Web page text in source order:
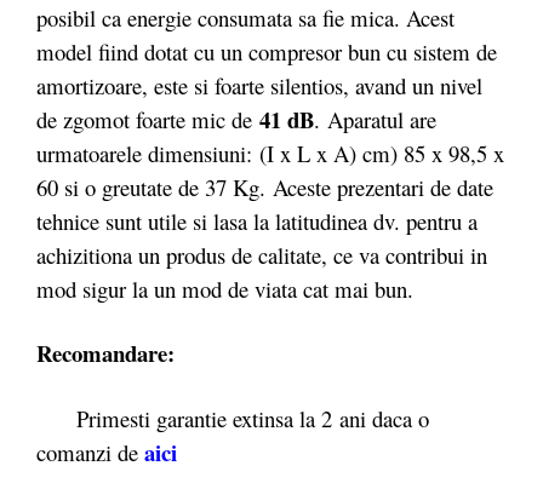
posibil ca energie consumata sa fie mica. Acest
model fiind dotat cu un compresor bun cu sistem de
amortizoare, este si foarte silentios, avand un nivel
de zgomot foarte mic de 41 dB. Aparatul are
urmatoarele dimensiuni: (I x L x A) cm) 85 x 98,5 x
60 si o greutate de 37 Kg. Aceste prezentari de date
tehnice sunt utile si lasa la latitudinea dv. pentru a
achizitiona un produs de calitate, ce va contribui in
mod sigur la un mod de viata cat mai bun.
Recomandare:
Primesti garantie extinsa la 2 ani daca o
comanzi de aici